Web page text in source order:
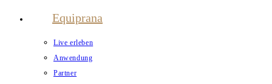
Equiprana
Live erleben
Anwendung
Partner